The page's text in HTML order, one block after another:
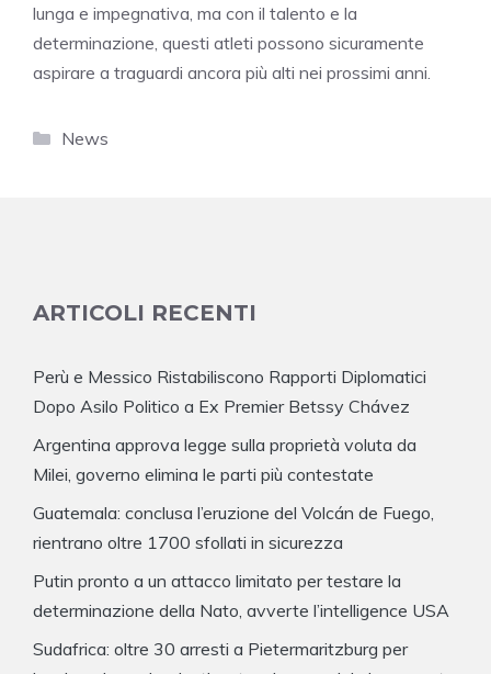
lunga e impegnativa, ma con il talento e la
determinazione, questi atleti possono sicuramente
aspirare a traguardi ancora più alti nei prossimi anni.
Categorie
News
ARTICOLI RECENTI
Perù e Messico Ristabiliscono Rapporti Diplomatici
Dopo Asilo Politico a Ex Premier Betssy Chávez
Argentina approva legge sulla proprietà voluta da
Milei, governo elimina le parti più contestate
Guatemala: conclusa l’eruzione del Volcán de Fuego,
rientrano oltre 1700 sfollati in sicurezza
Putin pronto a un attacco limitato per testare la
determinazione della Nato, avverte l’intelligence USA
Sudafrica: oltre 30 arresti a Pietermaritzburg per